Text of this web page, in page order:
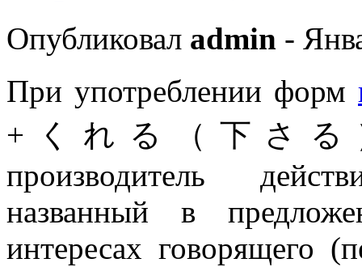
Опубликовал admin -
При употреблении форм
+くれる（下さる
производитель
названный в
интересах говорящего